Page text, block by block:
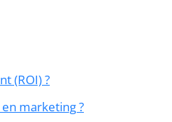
(ROI) ?
marketing ?